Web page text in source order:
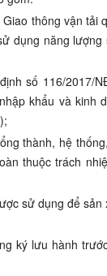
thông vận tải
dụng năng
số 116/2017/
khẩu và kinh
thành, hệ
thuộc trách
sử dụng để
ký lưu hành